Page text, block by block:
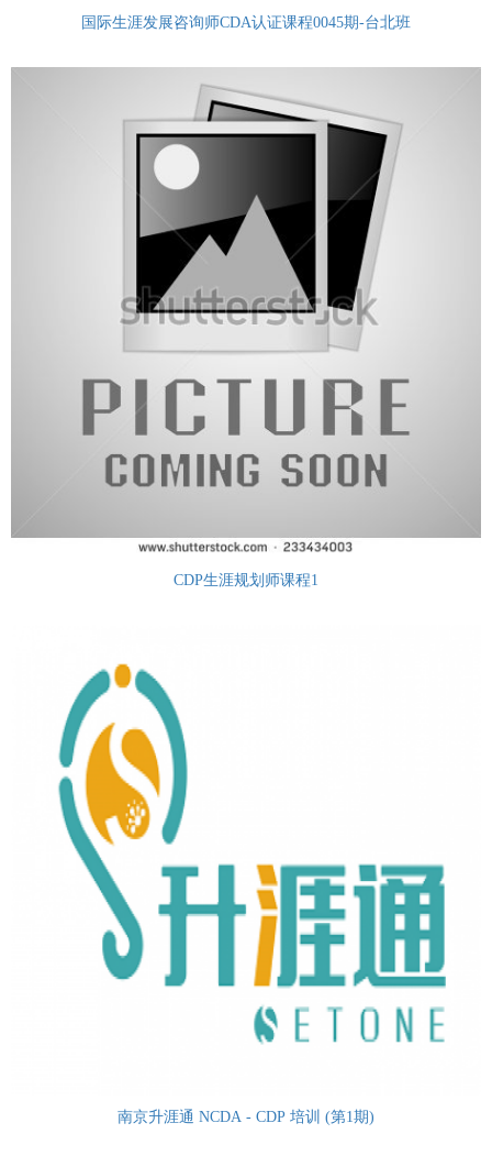
国际生涯发展咨询师CDA认证课程0045期-台北班
CDP生涯规划师课程1
南京升涯通 NCDA - CDP 培训 (第1期)